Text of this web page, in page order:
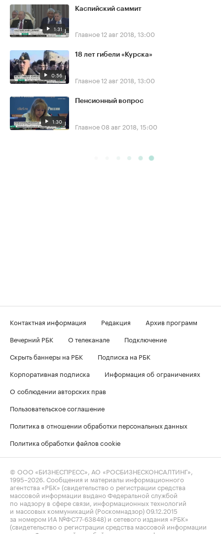
1:31
Каспийский саммит
Главное12 авг 2018, 13:00
0:56
18 лет гибели «Курска»
Главное12 авг 2018, 13:00
1:30
Пенсионный вопрос
Главное 08 авг 2018, 15:00
Контактная информация Редакция
Архив программ
Вечерний РБК
О телеканале
Подключение
Скрыть баннеры на РБК
Подписка на РБК
Корпоративная подписка
Информация об ограничениях
О соблюдении авторских прав
Пользовательское соглашение
Политика в отношении обработки персональных данных
Политика обработки файлов cookie
© ООО «БИЗНЕСПРЕСС», АО «РОСБИЗНЕСКОНСАЛТИНГ»,
1995–2026 . Сообщения и материалы информационного
агентства «РБК» (свидетельство о регистрации средства
массовой информации выдано Федеральной службой
по надзору в сфере связи, информационных технологий
и массовых коммуникаций (Роскомнадзор) 09.12.2015
за номером ИА №ФС77-63848) и сетевого издания «РБК»
(свидетельство о регистрации средства массовой информации